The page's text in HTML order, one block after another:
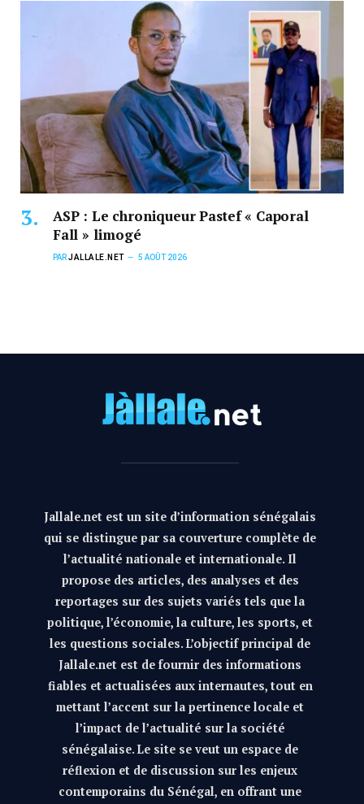
ASP : Le chroniqueur Pastef « Caporal
Fall » limogé
PARJALLALE.NET 5 AOÛT 2026
Jallale.net est un site d’information sénégalais
qui se distingue par sa couverture complète de
l’actualité nationale et internationale. Il
propose des articles, des analyses et des
reportages sur des sujets variés tels que la
politique, l’économie, la culture, les sports, et
les questions sociales. L’objectif principal de
Jallale.net est de fournir des informations
fiables et actualisées aux internautes, tout en
mettant l’accent sur la pertinence locale et
l’impact de l’actualité sur la société
sénégalaise. Le site se veut un espace de
réflexion et de discussion sur les enjeux
contemporains du Sénégal, en offrant une